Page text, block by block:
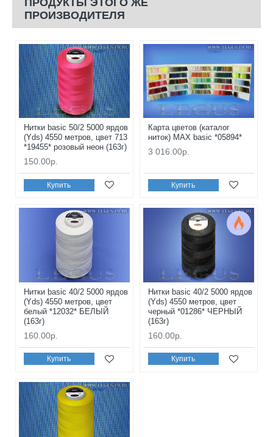
ПРОДУКТЫ ЭТОГО ЖЕ
ПРОИЗВОДИТЕЛЯ
Нитки basic 50/2 5000 ярдов
(Yds) 4550 метров, цвет 713
*19455* розовый неон (163г)
150.00р.
Купить
Карта цветов (каталог
ниток) MAX basic *05894*
3 016.00р.
Купить
Нитки basic 40/2 5000 ярдов
(Yds) 4550 метров, цвет
белый *12032* БЕЛЫЙ
(163г)
160.00р.
Купить
Нитки basic 40/2 5000 ярдов
(Yds) 4550 метров, цвет
черный *01286* ЧЕРНЫЙ
(163г)
160.00р.
Купить